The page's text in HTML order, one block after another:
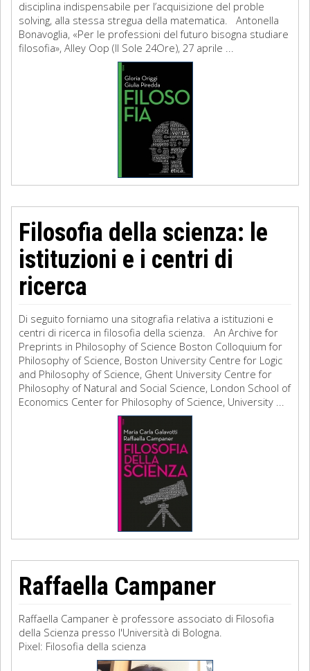
disciplina indispensabile per l’acquisizione del proble
solving, alla stessa stregua della matematica. Antonella
Bonavoglia, «Per le professioni del futuro bisogna studiare
filosofia», Alley Oop (Il Sole 24Ore), 27 aprile ...
Filosofia della scienza: le
istituzioni e i centri di
ricerca
Di seguito forniamo una sitografia relativa a istituzioni e
centri di ricerca in filosofia della scienza. An Archive for
Preprints in Philosophy of Science Boston Colloquium for
Philosophy of Science, Boston University Centre for Logic
and Philosophy of Science, Ghent University Centre for
Philosophy of Natural and Social Science, London School of
Economics Center for Philosophy of Science, University ...
Raffaella Campaner
Raffaella Campaner è professore associato di Filosofia
della Scienza presso l'Università di Bologna.
Pixel: Filosofia della scienza